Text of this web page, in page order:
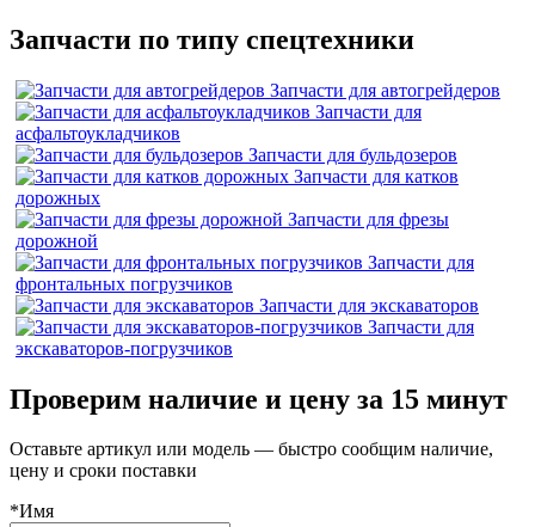
Запчасти по типу спецтехники
Запчасти для автогрейдеров
Запчасти для
асфальтоукладчиков
Запчасти для бульдозеров
Запчасти для катков
дорожных
Запчасти для фрезы
дорожной
Запчасти для
фронтальных погрузчиков
Запчасти для экскаваторов
Запчасти для
экскаваторов-погрузчиков
Проверим наличие и цену за 15 минут
Оставьте артикул или модель — быстро сообщим наличие,
цену и сроки поставки
*Имя